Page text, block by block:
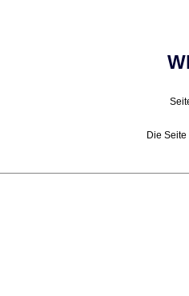
Die Seite